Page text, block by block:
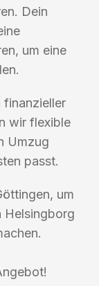
Dein
um eine
finanzieller
wir flexible
Umzug
passt.
um
Helsingborg